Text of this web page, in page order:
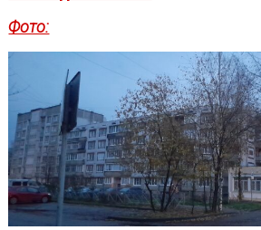
Фото: